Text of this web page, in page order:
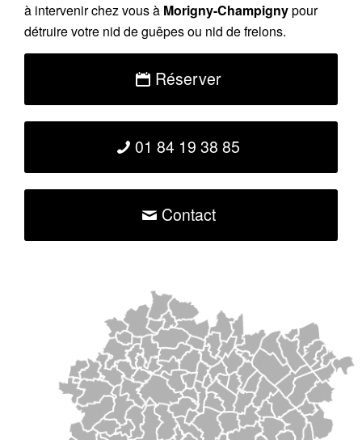
à intervenir chez vous à Morigny-Champignypour
détruire votre nid de guêpes ou nid de frelons.
Réserver
01 84 19 38 85
Contact